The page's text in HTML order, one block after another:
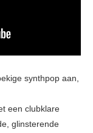
synthpop aan,
een clubklare
glinsterende